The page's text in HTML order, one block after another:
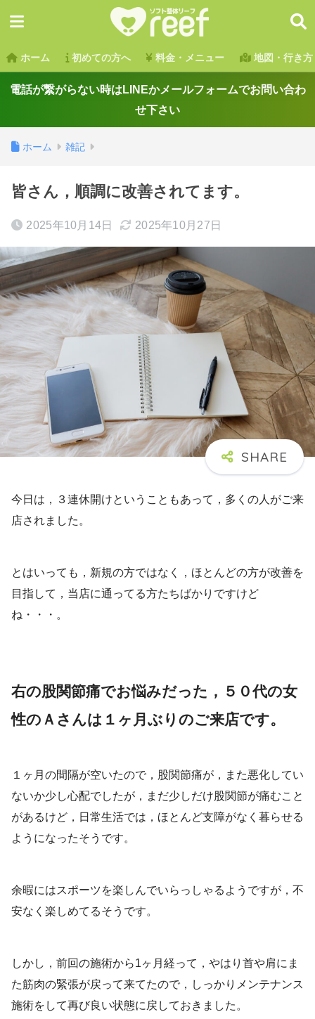
ホーム 初めての方へ 料金・メニュー 地図・行き方
電話が繋がらない時はLINEかメールフォームでお問い合わ
せ下さい
ホーム 雑記
皆さん，順調に改善されてます。
2025年10月14日 2025年10月27日
今日は，３連休開けということもあって，多くの人がご来
店されました。
とはいっても，新規の方ではなく，ほとんどの方が改善を
目指して，当店に通ってる方たちばかりですけど
ね・・・。
右の股関節痛でお悩みだった，５０代の女
性のＡさんは１ヶ月ぶりのご来店です。
１ヶ月の間隔が空いたので，股関節痛が，また悪化してい
ないか少し心配でしたが，まだ少しだけ股関節が痛むこと
があるけど，日常生活では，ほとんど支障がなく暮らせる
ようになったそうです。
余暇にはスポーツを楽しんでいらっしゃるようですが，不
安なく楽しめてるそうです。
しかし，前回の施術から1ヶ月経って，やはり首や肩にま
た筋肉の緊張が戻って来てたので，しっかりメンテナンス
施術をして再び良い状態に戻しておきました。